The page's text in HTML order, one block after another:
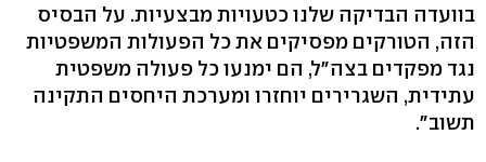
בוועדה הבדיקה שלנו כטעויות מבצעיות. על הבסיס
הזה, הטורקים מפסיקים את כל הפעולות המשפטיות
נגד מפקדים בצה"ל, הם ימנעו כל פעולה משפטית
עתידית, השגרירים יוחזרו ומערכת היחסים התקינה
תשוב".